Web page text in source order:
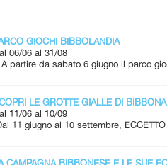
GIOCHI BIBBOLANDIA
06/06 al 31/08
partire da sabato 6 giugno il parco
LE GROTTE GIALLE DI BIBBONA
11/06 al 10/09
11 giugno al 10 settembre,